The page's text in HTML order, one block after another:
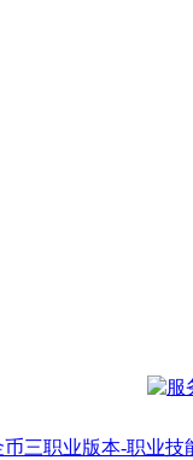
三职业版本-职业技